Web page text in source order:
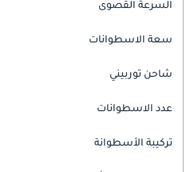
السرعة القصوى
سعة الاسطوانات
شاحن توربيني
عدد الاسطوانات
تركيبة الأسطوانة